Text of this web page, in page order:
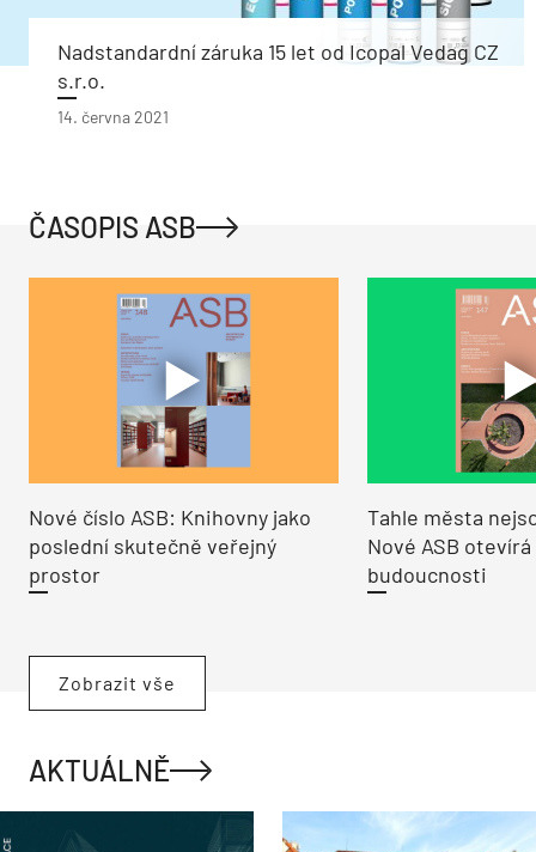
Nadstandardní záruka 15 let od Icopal Vedag CZ
s.r.o.
14. června 2021
ČASOPIS ASB
Nové číslo ASB: Knihovny jako
poslední skutečně veřejný
prostor
Tahle města
Nové ASB
budoucnosti
Zobrazit vše
AKTUÁLNĚ